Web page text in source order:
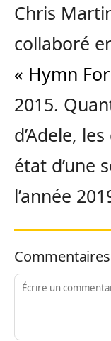
Chris
collaboré
« Hymn
2015.
d’Adele,
état d’une
l’année
Commentaires